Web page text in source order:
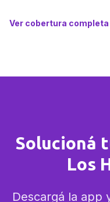
Ver cobertura completa
Solucioná
Los
Descargá la app